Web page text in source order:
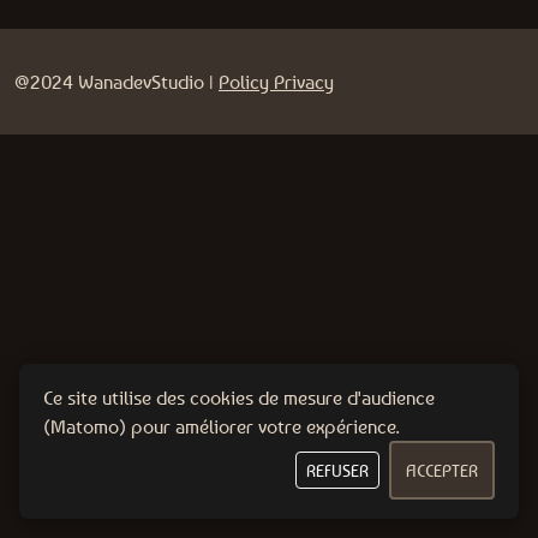
@2024 WanadevStudio | Policy Privacy
Ce site utilise des cookies de mesure d'audience
(Matomo) pour améliorer votre expérience.
REFUSER ACCEPTER